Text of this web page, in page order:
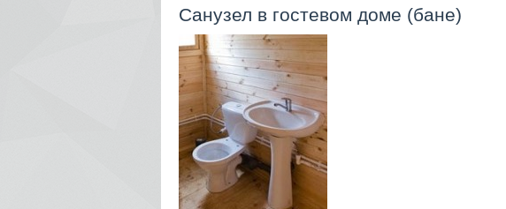
Санузел в гостевом доме (бане)